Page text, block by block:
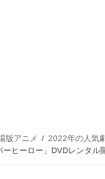
版アニメ
2022年の人気
ーヒーロー」DVDレンタル